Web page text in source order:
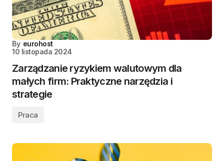
By eurohost
10 listopada 2024
Zarządzanie ryzykiem walutowym dla
małych firm: Praktyczne narzędzia i
strategie
Praca